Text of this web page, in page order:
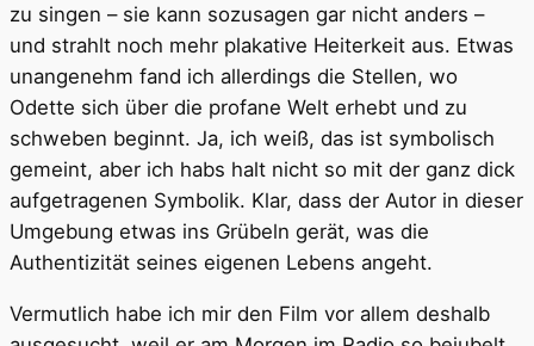
zu singen – sie kann sozusagen gar nicht anders –
und strahlt noch mehr plakative Heiterkeit aus. Etwas
unangenehm fand ich allerdings die Stellen, wo
Odette sich über die profane Welt erhebt und zu
schweben beginnt. Ja, ich weiß, das ist symbolisch
gemeint, aber ich habs halt nicht so mit der ganz dick
aufgetragenen Symbolik. Klar, dass der Autor in dieser
Umgebung etwas ins Grübeln gerät, was die
Authentizität seines eigenen Lebens angeht.
Vermutlich habe ich mir den Film vor allem deshalb